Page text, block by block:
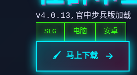
v4.0.13,官中步兵版加载
SLG 电脑 安卓
🖌️ 马上下载